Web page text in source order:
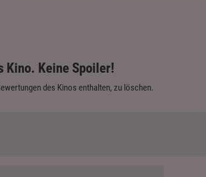
Kino. Keine Spoiler!
des Kinos enthalten, zu löschen.